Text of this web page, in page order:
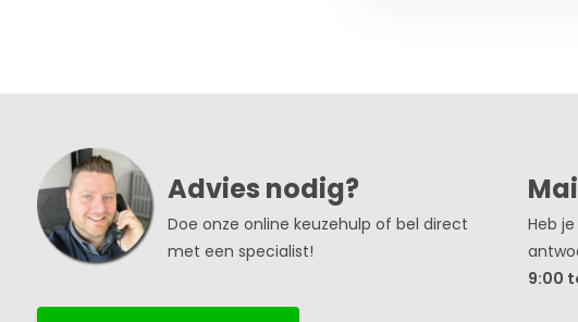
Advies nodig?
Doe onze online keuzehulp of bel direct
met een specialist!
Heb
9:00